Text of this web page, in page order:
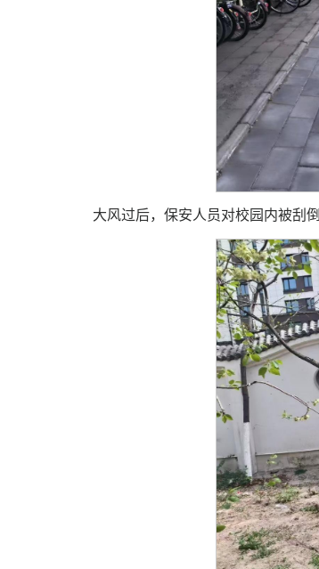
大风过后，保安人员对校园内被刮